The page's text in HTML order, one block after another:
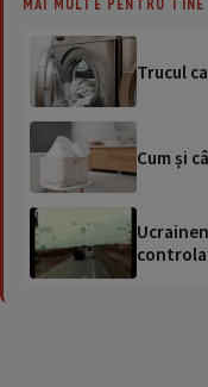
Trucul
Cum și